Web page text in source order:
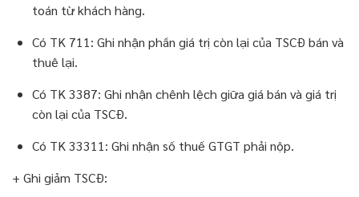
toán từ khách hàng.
Có TK 711: Ghi nhận phần giá trị còn lại của TSCĐ bán và
thuê lại.
Có TK 3387: Ghi nhận chênh lệch giữa giá bán và giá trị
còn lại của TSCĐ.
Có TK 33311: Ghi nhận số thuế GTGT phải nộp.
+ Ghi giảm TSCĐ: